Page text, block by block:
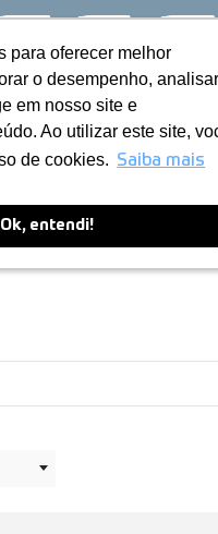
para oferecer melhor
o desempenho, analisar
em nosso site e
Ao utilizar este site,
de cookies. Saiba mais
Ok, entendi!
para oferecer melhor
o desempenho, analisar
em nosso site e
Ao utilizar este site,
de cookies. Saiba mais
Ok, entendi!